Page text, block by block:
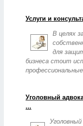
Услуги и
В целях
для
бизнеса стоит
Уголовный
...